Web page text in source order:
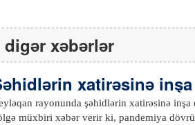
xəbərlər
xatirəsinə
olub
rayonunda şəhidlərin xatirəsinə inşa
müxbiri xəbər verir ki, pandemiya